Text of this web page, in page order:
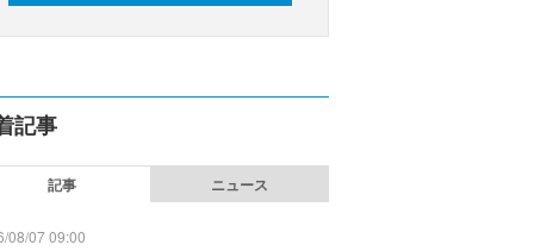
記事
記事 ニュース
08/07 09:00